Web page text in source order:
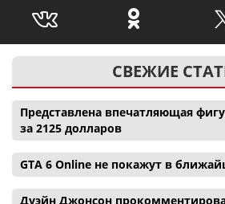
СВЕЖИЕ
Представлена впечатляющая
за 2125 долларов
GTA 6 Online не покажут в
Дуэйн Джонсон